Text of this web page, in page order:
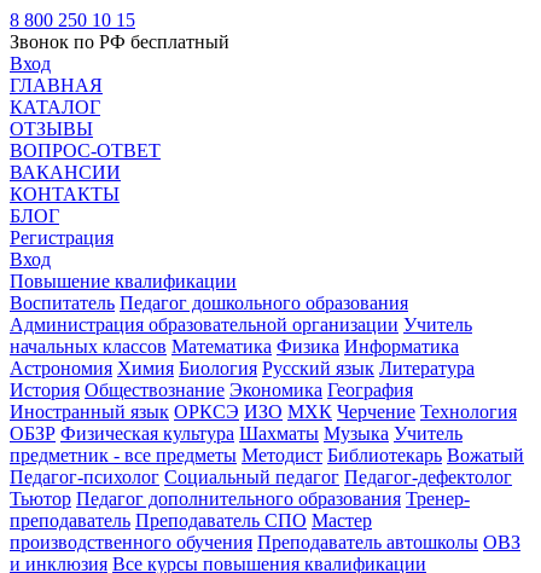
8 800 250 10 15
Звонок по РФ бесплатный
Вход
ГЛАВНАЯ
КАТАЛОГ
ОТЗЫВЫ
ВОПРОС-ОТВЕТ
ВАКАНСИИ
КОНТАКТЫ
БЛОГ
Регистрация
Вход
Повышение квалификации
Воспитатель Педагог дошкольного образования
Администрация образовательной организации Учитель
начальных классов Математика Физика Информатика
Астрономия Химия Биология Русский язык Литература
История Обществознание Экономика География
Иностранный язык ОРКСЭ ИЗО МХК Черчение Технология
ОБЗР Физическая культура Шахматы Музыка Учитель
предметник - все предметы Методист Библиотекарь Вожатый
Педагог-психолог Социальный педагог Педагог-дефектолог
Тьютор Педагог дополнительного образования Тренер-
преподаватель Преподаватель СПО Мастер
производственного обучения Преподаватель автошколы ОВЗ
и инклюзия Все курсы повышения квалификации